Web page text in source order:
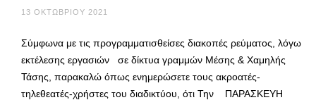
13 ΟΚΤΩΒΡΊΟΥ 2021
Σύμφωνα με τις προγραμματισθείσες διακοπές ρεύματος, λόγω
εκτέλεσης εργασιών σε δίκτυα γραμμών Μέσης & Χαμηλής
Τάσης, παρακαλώ όπως ενημερώσετε τους ακροατές-
τηλεθεατές-χρήστες του διαδικτύου, ότι Την ΠΑΡΑΣΚΕΥΗ